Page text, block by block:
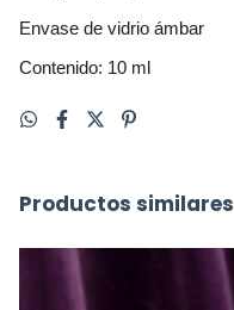
Envase de vidrio ámbar
Contenido: 10 ml
Productos similares